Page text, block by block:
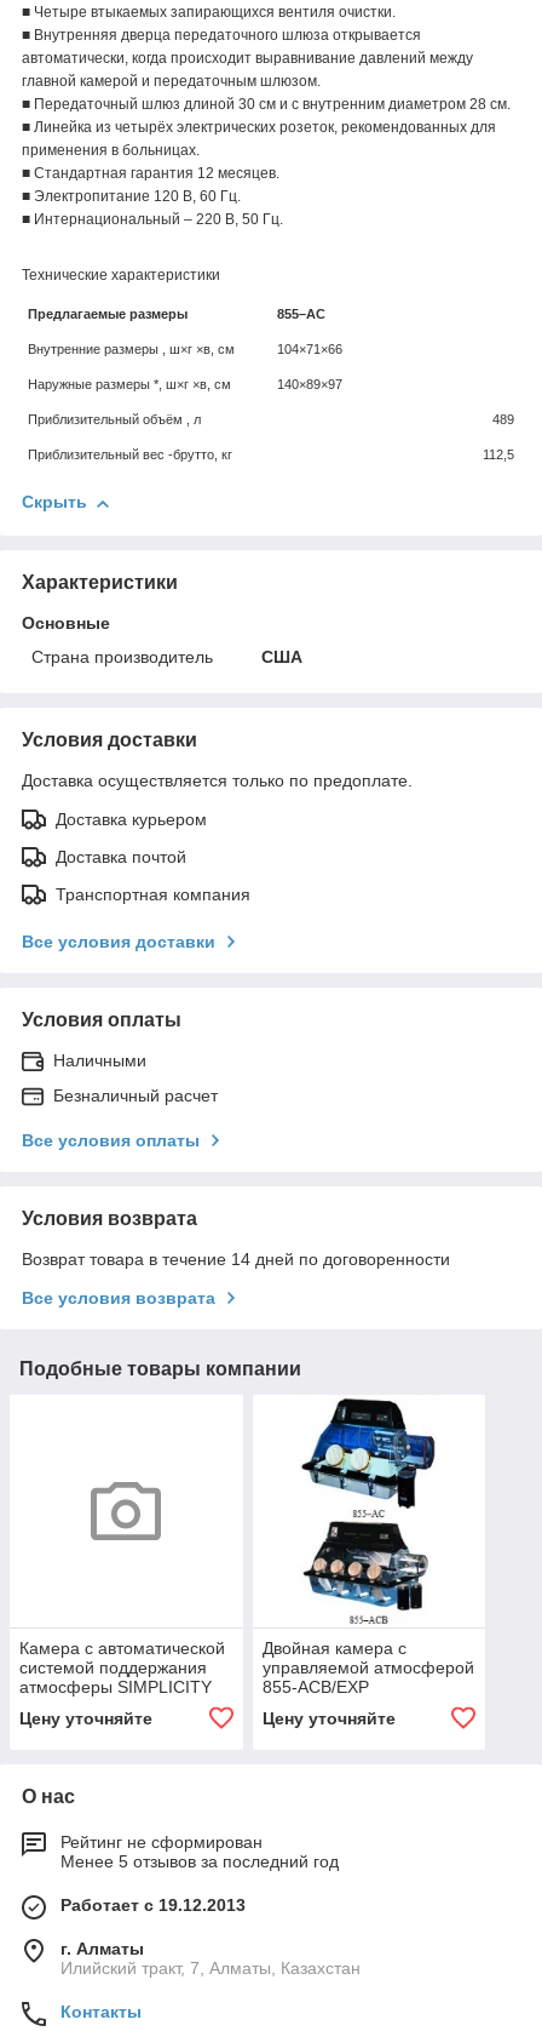
■ Четыре втыкаемых запирающихся вентиля очистки.
■ Внутренняя дверца передаточного шлюза открывается
автоматически, когда происходит выравнивание давлений между
главной камерой и передаточным шлюзом.
■ Передаточный шлюз длиной 30 см и с внутренним диаметром 28 см.
■ Линейка из четырёх электрических розеток, рекомендованных для
применения в больницах.
■ Стандартная гарантия 12 месяцев.
■ Электропитание 120 В, 60 Гц.
■ Интернациональный – 220 В, 50 Гц.
Технические характеристики
Предлагаемые размеры 855–AC
Внутренние размеры , ш×г ×в, см 104×71×66
Наружные размеры *, ш×г ×в, см 140×89×97
Приблизительный объём , л 489
Приблизительный вес -брутто, кг 112,5
Скрыть
Характеристики
Основные
Страна производитель
США
Условия доставки
Доставка осуществляется только по предоплате.
Доставка курьером
Доставка почтой
Транспортная компания
Все условия доставки
Условия оплаты
Наличными
Безналичный расчет
Все условия оплаты
Условия возврата
Возврат товара в течение 14 дней по договоренности
Все условия возврата
Подобные товары компании
Камера с автоматической
системой поддержания
атмосферы SIMPLICITY
Цену уточняйте
Двойная камера с
управляемой атмосферой
855-ACB/EXP
Цену уточняйте
О нас
Рейтинг не сформирован
Менее 5 отзывов за последний год
Работает с 19.12.2013
г. Алматы
Илийский тракт, 7, Алматы, Казахстан
Контакты